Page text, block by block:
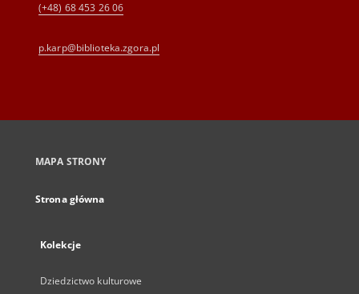
(+48) 68 453 26 06
p.karp@biblioteka.zgora.pl
MAPA STRONY
Strona główna
Kolekcje
Dziedzictwo kulturowe